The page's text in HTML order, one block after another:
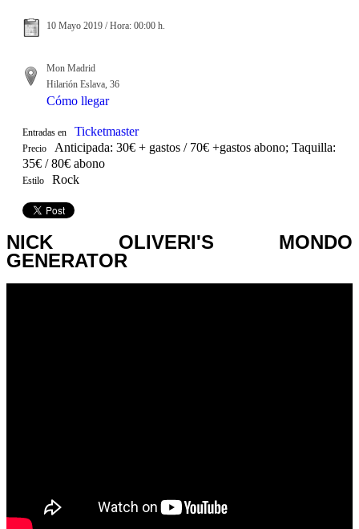
10 Mayo 2019 / Hora: 00:00 h.
Mon Madrid
Hilarión Eslava, 36
Cómo llegar
Entradas en Ticketmaster
Precio
Anticipada: 30€ + gastos / 70€ +gastos abono; Taquilla:
35€ / 80€ abono
Estilo Rock
NICK OLIVERI'S MONDO
GENERATOR